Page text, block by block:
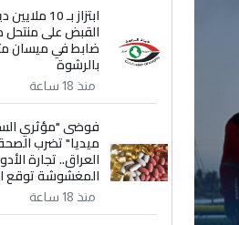
ابتزاز بـ 10
القبض على
ضابط في ميسان
بالرشوة
منذ 18 ساعة
فوضى "مؤثري
ميديا" تضرب
العراق.. تجارة
المغشوشة توقع
منذ 18 ساعة